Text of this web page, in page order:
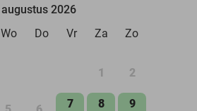
augustus 2026
Wo Do Vr Za Zo
1 2
7 8 9